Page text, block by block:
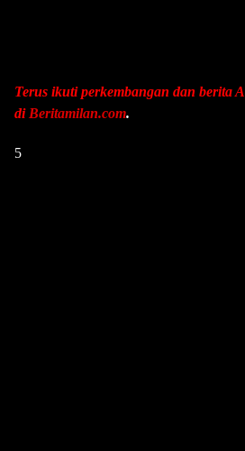
Terus ikuti perkembangan dan berita
di Beritamilan.com.
5